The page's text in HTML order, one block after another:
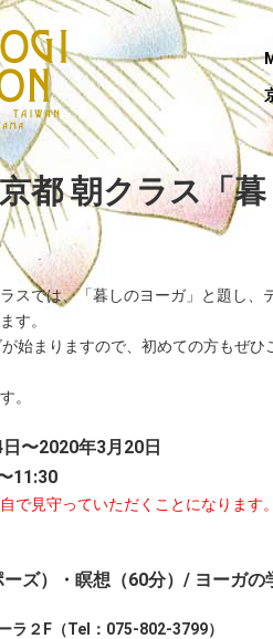
都 朝クラス「暮
スでは、「暮しのヨーガ」と題し、
す。
始まりますので、初めての方もぜひ
。
日〜2020年3月20日
11:30
で見守っていただくことになります
ズ）・瞑想（60分）/ ヨーガの
ラ２F（Tel：075-802-3799）